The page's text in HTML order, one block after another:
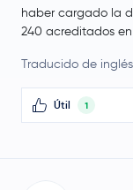
haber cargado la
240 acreditados
Traducido de
Útil 1